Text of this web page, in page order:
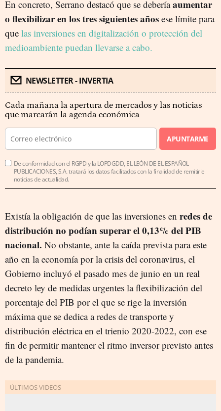
En concreto, Serrano destacó que se deberíaaumentar
o flexibilizar en los tres siguientes años ese límite para
que las inversiones en digitalización o protección del
medioambiente puedan llevarse a cabo.
NEWSLETTER - INVERTIA
Cada mañana la apertura de mercados y las noticias
que marcarán la agenda económica
APUNTARME
De conformidad con el RGPD y la LOPDGDD, EL LEÓN DE EL ESPAÑOL
PUBLICACIONES, S.A. tratará los datos facilitados con la finalidad de remitirle
noticias de actualidad.
Existía la obligación de que las inversiones en redes de
distribución no podían superar el 0,13% del PIB
nacional. No obstante, ante la caída prevista para este
año en la economía por la crisis del coronavirus, el
Gobierno incluyó el pasado mes de junio en un real
decreto ley de medidas urgentes la flexibilización del
porcentaje del PIB por el que se rige la inversión
máxima que se dedica a redes de transporte y
distribución eléctrica en el trienio 2020-2022, con ese
fin de permitir mantener el ritmo inversor previsto antes
de la pandemia.